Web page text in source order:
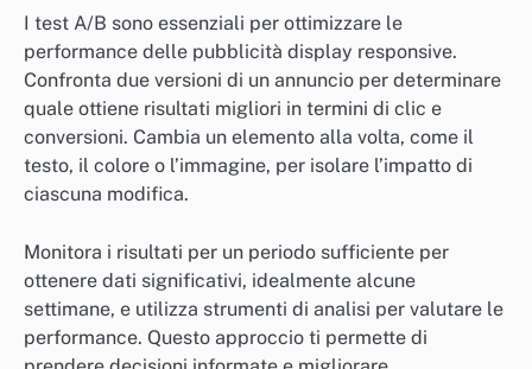
I test A/B sono essenziali per ottimizzare le
performance delle pubblicità display responsive.
Confronta due versioni di un annuncio per determinare
quale ottiene risultati migliori in termini di clic e
conversioni. Cambia un elemento alla volta, come il
testo, il colore o l’immagine, per isolare l’impatto di
ciascuna modifica.
Monitora i risultati per un periodo sufficiente per
ottenere dati significativi, idealmente alcune
settimane, e utilizza strumenti di analisi per valutare le
performance. Questo approccio ti permette di